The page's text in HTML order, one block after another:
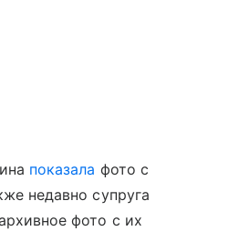
показала фото с
недавно супруга
фото с их